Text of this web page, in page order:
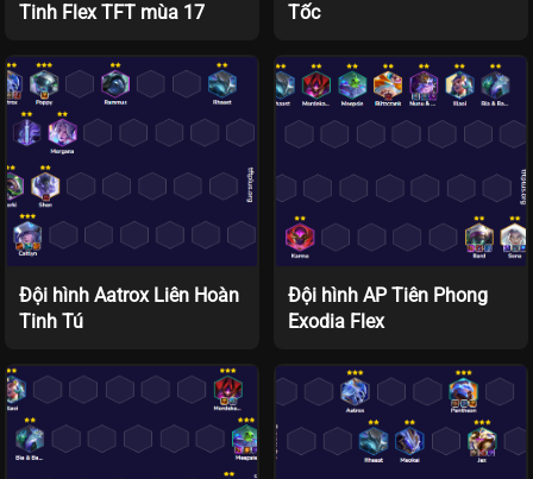
Tinh Flex TFT mùa 17
Tốc
Đội hình Aatrox Liên Hoàn
Tinh Tú
Đội hình AP Tiên Phong
Exodia Flex